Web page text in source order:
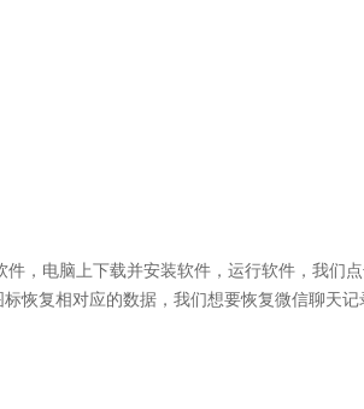
件，电脑上下载并安装软件，运行软件，我们
恢复相对应的数据，我们想要恢复微信聊天记